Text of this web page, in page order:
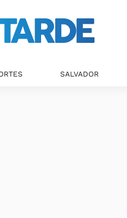
SALVADOR